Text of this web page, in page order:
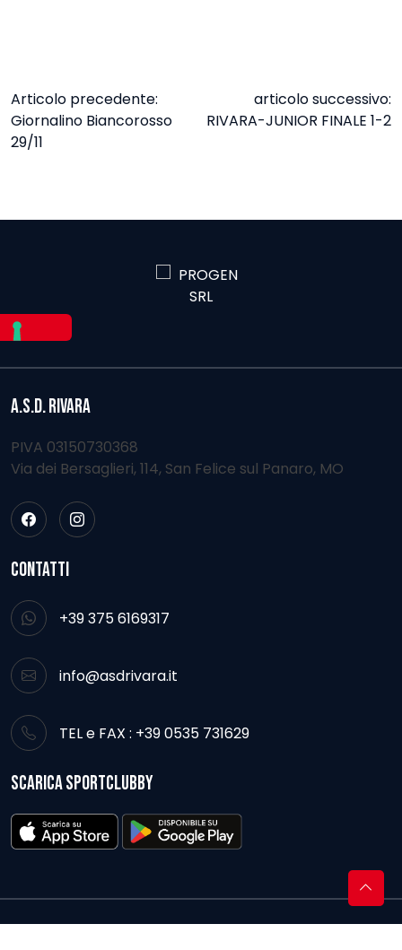
NAVIGAZIONE
Articolo precedente:
Giornalino Biancorosso
29/11
articolo successivo:
RIVARA-JUNIOR FINALE 1-2
A.S.D. RIVARA
PIVA 03150730368
Via dei Bersaglieri, 114, San Felice sul Panaro, MO
CONTATTI
+39 375 6169317
info@asdrivara.it
TEL e FAX : +39 0535 731629
SCARICA SPORTCLUBBY